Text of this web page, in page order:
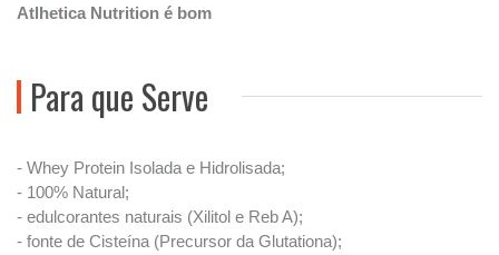
Atlhetica Nutrition é bom
Para que Serve
- Whey Protein Isolada e Hidrolisada;
- 100% Natural;
- edulcorantes naturais (Xilitol e Reb A);
- fonte de Cisteína (Precursor da Glutationa);